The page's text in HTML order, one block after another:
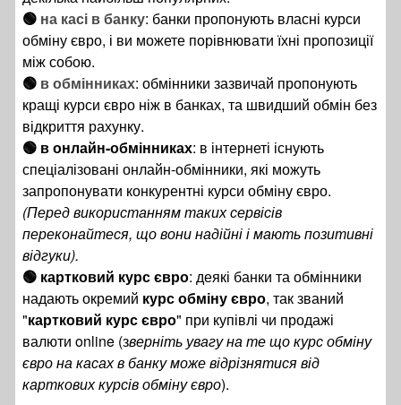
🟢 на касі в банку: банки пропонують власні курси
обміну євро, і ви можете порівнювати їхні пропозиції
між собою.
🟢 в обмінниках: обмінники зазвичай пропонують
кращі курси євро ніж в банках, та швидший обмін без
відкриття рахунку.
🟢 в онлайн-обмінниках: в інтернеті існують
спеціалізовані онлайн-обмінники, які можуть
запропонувати конкурентні курси обміну євро.
(Перед використанням таких сервісів
переконайтеся, що вони надійні і мають позитивні
відгуки).
🟢 картковий курс євро: деякі банки та обмінники
надають окремий курс обміну євро, так званий
"картковий курс євро" при купівлі чи продажі
валюти online (зверніть увагу на те що курс обміну
євро на касах в банку може відрізнятися від
карткових курсів обміну євро).